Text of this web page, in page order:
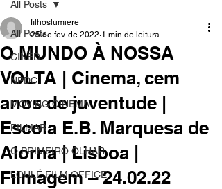
All Posts
CINED
NPDC
MOVING CINEMA
FILMAR
O PRIMEIRO OLHAR
LOULÉ FILM OFFICE
All Posts
O MUNDO À NOSSA
VOLTA | Cinema, cem
anos de juventude |
Escola E.B. Marquesa de
Alorna | Lisboa |
Filmagem – 24.02.22
filhoslumiere
25 de fev. de 2022 1 min de leitura